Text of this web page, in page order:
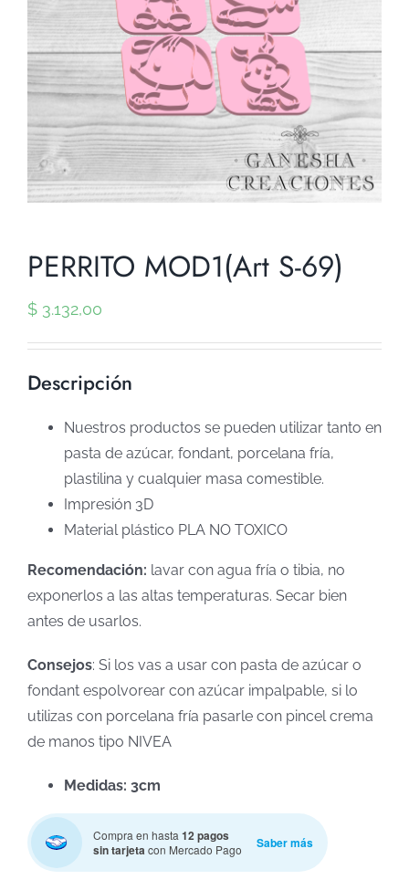
PERRITO MOD1(Art S-69)
$ 3.132,00
Descripción
Nuestros productos se pueden utilizar tanto en
pasta de azúcar, fondant, porcelana fría,
plastilina y cualquier masa comestible.
Impresión 3D
Material plástico PLA NO TOXICO
Recomendación: lavar con agua fría o tibia, no
exponerlos a las altas temperaturas. Secar bien
antes de usarlos.
Consejos: Si los vas a usar con pasta de azúcar o
fondant espolvorear con azúcar impalpable, si lo
utilizas con porcelana fría pasarle con pincel crema
de manos tipo NIVEA
Medidas: 3cm
Compra en hasta 12 pagos
sin tarjeta con Mercado Pago Saber más